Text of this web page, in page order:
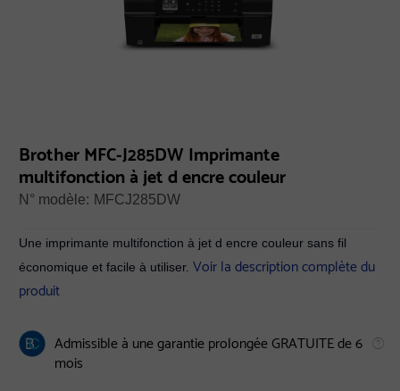
Brother MFC-J285DW Imprimante
multifonction à jet d encre couleur
N° modèle: MFCJ285DW
Une imprimante multifonction à jet d encre couleur sans fil
économique et facile à utiliser.Voir la description complète du
produit
Admissible à une garantie prolongée GRATUITE de 6
mois